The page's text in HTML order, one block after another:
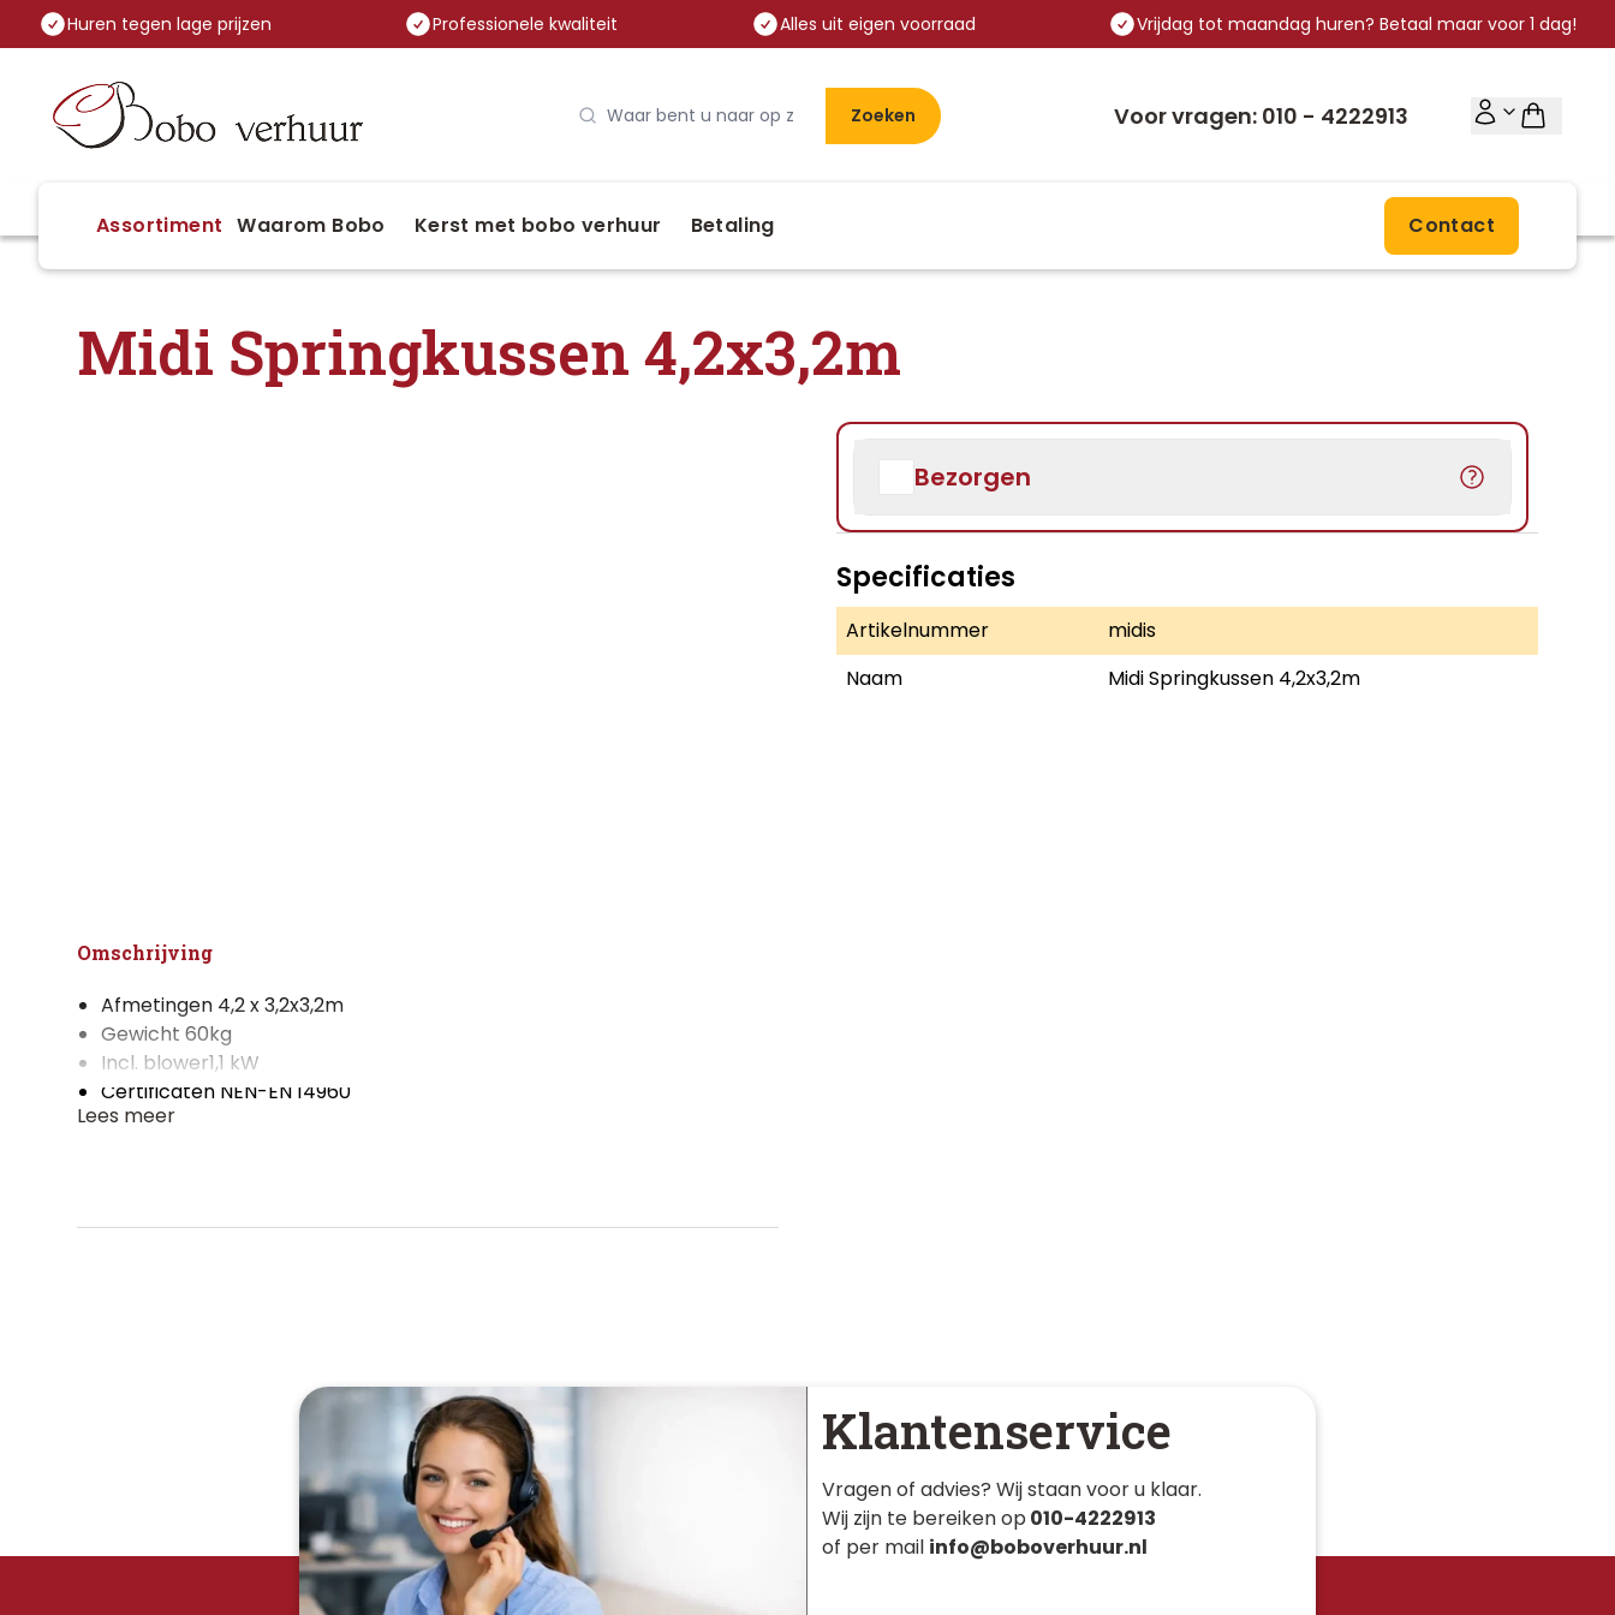
Huren tegen lage prijzen Professionele kwaliteit Alles uit eigen voorraad Vrijdag tot maandag huren? Betaal maar voor 1 dag!
Zoeken Voor vragen: 010 - 4222913
Assortiment Waarom Bobo Kerst met bobo verhuur Betaling Contact
Midi Springkussen 4,2x3,2m
Omschrijving
Afmetingen 4,2 x 3,2x3,2m
Gewicht 60kg
Incl. blower1,1 kW
Certificaten NEN-EN 14960
Lees meer
Bezorgen
Specificaties
Artikelnummer
midis
Naam
Midi Springkussen 4,2x3,2m
Klantenservice
Vragen of advies? Wij staan voor u klaar.
Wij zijn te bereiken op 010-4222913
of per mail info@boboverhuur.nl